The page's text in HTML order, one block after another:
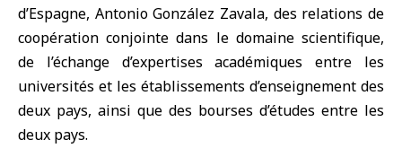
d’Espagne, Antonio González Zavala, des relations de
coopération conjointe dans le domaine scientifique,
de l’échange d’expertises académiques entre les
universités et les établissements d’enseignement des
deux pays, ainsi que des bourses d’études entre les
deux pays.